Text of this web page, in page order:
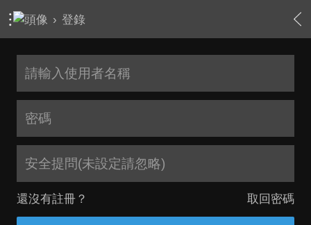
› 登錄
安全提問(未設定請忽略)
還沒有註冊？ 取回密碼